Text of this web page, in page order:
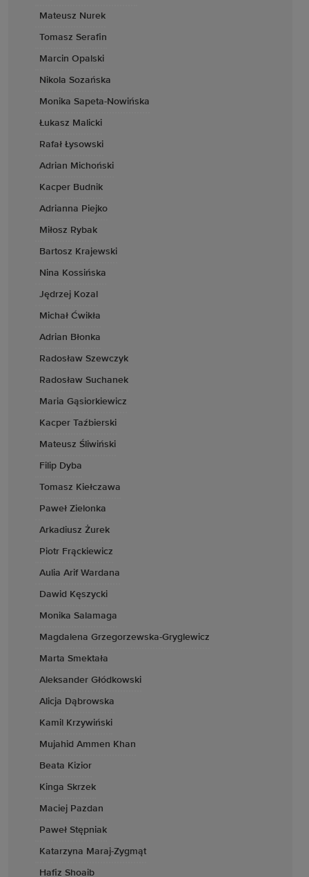
Mateusz Nurek
Tomasz Serafin
Marcin Opalski
Nikola Sozańska
Monika Sapeta-Nowińska
Łukasz Malicki
Rafał Łysowski
Adrian Michoński
Kacper Budnik
Adrianna Piejko
Miłosz Rybak
Bartosz Krajewski
Nina Kossińska
Jędrzej Kozal
Michał Ćwikła
Adrian Błonka
Radosław Szewczyk
Radosław Suchanek
Maria Gąsiorkiewicz
Kacper Taźbierski
Mateusz Śliwiński
Filip Dyba
Tomasz Kiełczawa
Paweł Zielonka
Arkadiusz Żurek
Piotr Frąckiewicz
Aulia Arif Wardana
Dawid Kęszycki
Monika Salamaga
Magdalena Grzegorzewska-Gryglewicz
Marta Smektała
Aleksander Głódkowski
Alicja Dąbrowska
Kamil Krzywiński
Mujahid Ammen Khan
Beata Kizior
Kinga Skrzek
Maciej Pazdan
Paweł Stępniak
Katarzyna Maraj-Zygmąt
Hafiz Shoaib